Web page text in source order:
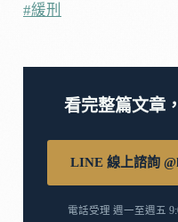
#緩刑
看完整篇文章
LINE 線上諮詢
電話受理 週一至週五